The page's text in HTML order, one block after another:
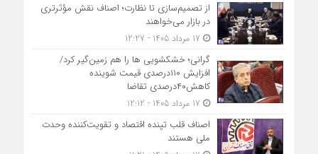
از تصمیم‌سازی تا نظارت؛ اصناف نقش مؤثرتری
در بازار می‌خواهند
گرانی؛ خشکشویی‌ ها را هم زمین‌گیر کرد/
افزایش ۱۱۰درصدی قیمت شوینده
کاهش۴۰درصدی تقاضا
اصناف قلب تپنده اقتصاد و تقویت‌کننده وحدت
ملی هستند